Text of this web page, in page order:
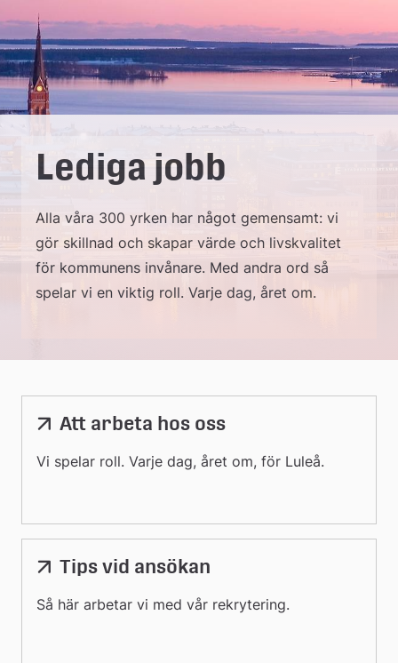
å
k
o
m
m
u
n
Lediga jobb
Alla våra 300 yrken har något gemensamt: vi
gör skillnad och skapar värde och livskvalitet
för kommunens invånare. Med andra ord så
spelar vi en viktig roll. Varje dag, året om.
Att arbeta hos oss
Vi spelar roll. Varje dag, året om, för Luleå.
Tips vid ansökan
Så här arbetar vi med vår rekrytering.